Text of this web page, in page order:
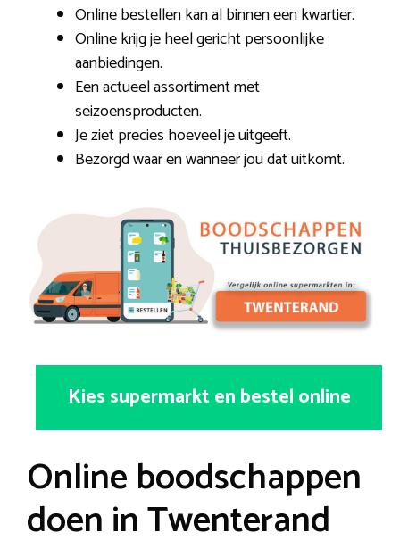
Online bestellen kan al binnen een kwartier.
Online krijg je heel gericht persoonlijke
aanbiedingen.
Een actueel assortiment met
seizoensproducten.
Je ziet precies hoeveel je uitgeeft.
Bezorgd waar en wanneer jou dat uitkomt.
Kies supermarkt en bestel online
Online boodschappen
doen in Twenterand